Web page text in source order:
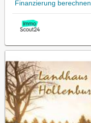
Finanzierung berechnen